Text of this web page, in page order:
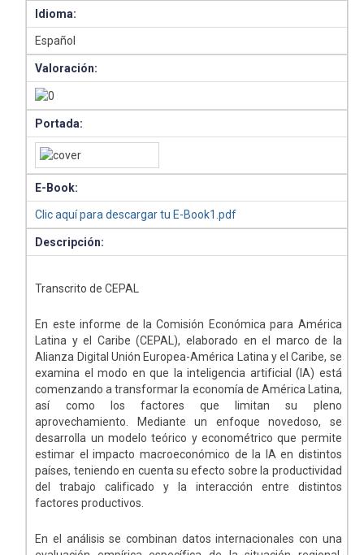
Idioma:
Español
Valoración:
Portada:
E-Book:
Clic aquí para descargar tu E-Book1.pdf
Descripción:
Transcrito de CEPAL
En este informe de la Comisión Económica para América
Latina y el Caribe (CEPAL), elaborado en el marco de la
Alianza Digital Unión Europea-América Latina y el Caribe, se
examina el modo en que la inteligencia artificial (IA) está
comenzando a transformar la economía de América Latina,
así como los factores que limitan su pleno
aprovechamiento. Mediante un enfoque novedoso, se
desarrolla un modelo teórico y econométrico que permite
estimar el impacto macroeconómico de la IA en distintos
países, teniendo en cuenta su efecto sobre la productividad
del trabajo calificado y la interacción entre distintos
factores productivos.
En el análisis se combinan datos internacionales con una